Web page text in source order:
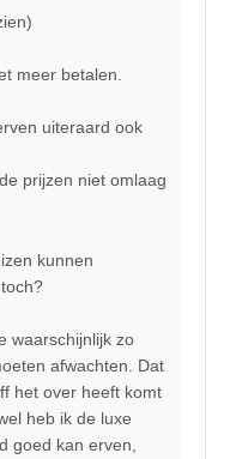
meer betalen.
uiteraard ook
prijzen niet omlaag
kunnen
waarschijnlijk zo
afwachten. Dat
het over heeft komt
heb ik de luxe
goed kan erven,